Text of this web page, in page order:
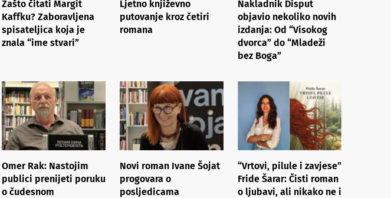
Zašto čitati Margit
Kaffku? Zaboravljena
spisateljica koja je
znala “ime stvari”
Ljetno književno
putovanje kroz četiri
romana
Nakladnik Disput
objavio nekoliko novih
izdanja: Od “Visokog
dvorca” do “Mladeži
bez Boga”
Omer Rak: Nastojim
publici prenijeti poruku
o čudesnom
Novi roman Ivane Šojat
progovara o
posljedicama
“Vrtovi, pilule i zavjese”
Fride Šarar: Čisti roman
o ljubavi, ali nikako ne i